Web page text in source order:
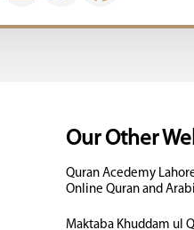
Our Other
Quran Acedemy
Online Quran and
Maktaba Khuddam ul